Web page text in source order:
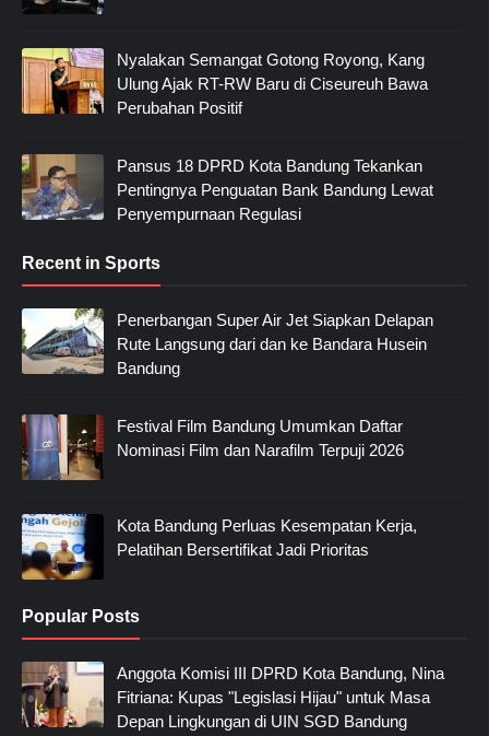
Nyalakan Semangat Gotong Royong, Kang
Ulung Ajak RT-RW Baru di Ciseureuh Bawa
Perubahan Positif
Pansus 18 DPRD Kota Bandung Tekankan
Pentingnya Penguatan Bank Bandung Lewat
Penyempurnaan Regulasi
Recent in Sports
Penerbangan Super Air Jet Siapkan Delapan
Rute Langsung dari dan ke Bandara Husein
Bandung
Festival Film Bandung Umumkan Daftar
Nominasi Film dan Narafilm Terpuji 2026
Kota Bandung Perluas Kesempatan Kerja,
Pelatihan Bersertifikat Jadi Prioritas
Popular Posts
Anggota Komisi III DPRD Kota Bandung, Nina
Fitriana: Kupas "Legislasi Hijau" untuk Masa
Depan Lingkungan di UIN SGD Bandung